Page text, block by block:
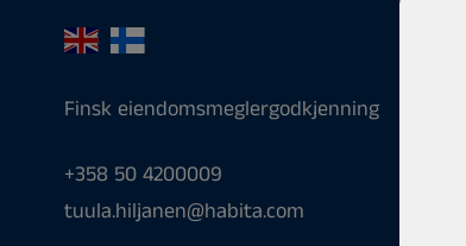
Finsk eiendomsmeglergodkjenning
+358 50 4200009
tuula.hiljanen@habita.com